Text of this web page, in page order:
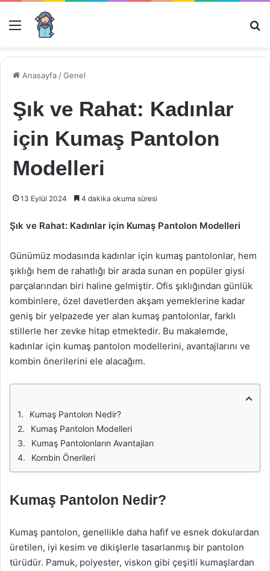
Menü
Anasayfa /Genel
Şık ve Rahat: Kadınlar
için Kumaş Pantolon
Modelleri
13 Eylül 2024 4 dakika okuma süresi
Şık ve Rahat: Kadınlar için Kumaş Pantolon Modelleri
Günümüz modasında kadınlar için kumaş pantolonlar, hem
şıklığı hem de rahatlığı bir arada sunan en popüler giysi
parçalarından biri haline gelmiştir. Ofis şıklığından günlük
kombinlere, özel davetlerden akşam yemeklerine kadar
geniş bir yelpazede yer alan kumaş pantolonlar, farklı
stillerle her zevke hitap etmektedir. Bu makalemde,
kadınlar için kumaş pantolon modellerini, avantajlarını ve
kombin önerilerini ele alacağım.
Kumaş Pantolon Nedir?
Kumaş Pantolon Modelleri
Kumaş Pantolonların Avantajları
Kombin Önerileri
Kumaş Pantolon Nedir?
Kumaş pantolon, genellikle daha hafif ve esnek dokulardan
üretilen, iyi kesim ve dikişlerle tasarlanmış bir pantolon
türüdür. Pamuk, polyester, viskon gibi çeşitli kumaşlardan